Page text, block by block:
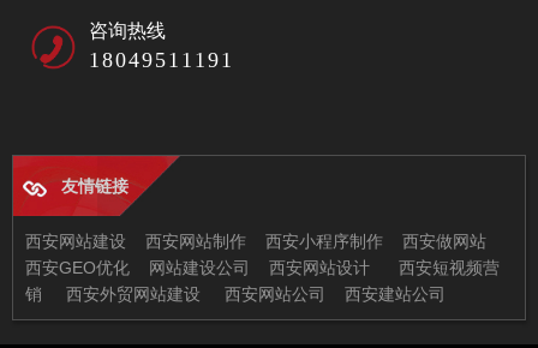
咨询热线
18049511191
友情链接
西安网站建设 西安网站制作 西安小程序制作
西安做网站
西安GEO优化
网站建设公司 西安网站设计
西安短视频营
销
西安外贸网站建设 西安网站公司 西安建站公司